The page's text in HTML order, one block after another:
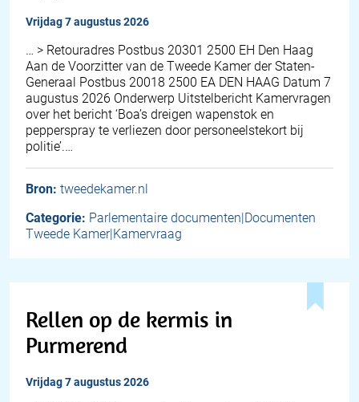
vrijdag 7 augustus 2026
… > Retouradres Postbus 20301 2500 EH Den Haag
Aan de Voorzitter van de Tweede Kamer der Staten-
Generaal Postbus 20018 2500 EA DEN HAAG Datum 7
augustus 2026 Onderwerp Uitstelbericht Kamervragen
over het bericht ‘Boa’s dreigen wapenstok en
pepperspray te verliezen door personeelstekort bij
politie’.…
Bron: tweedekamer.nl
Categorie: Parlementaire documenten|Documenten
Tweede Kamer|Kamervraag
Rellen op de kermis in
Purmerend
vrijdag 7 augustus 2026